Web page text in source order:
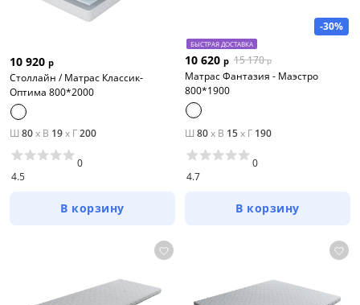
10 920 р
Столлайн / Матрас Классик-
Оптима 800*2000
Ш 80x В 19x Г200
4.5
0
В корзину
-30%
БЫСТРАЯ ДОСТАВКА
10 620 р 15 170 р
Матрас Фантазия - Маэстро
800*1900
Ш 80x В 15x Г 190
4.7
0
В корзину